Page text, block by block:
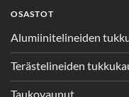
OSASTOT
Alumiinitelineiden
Terästelineiden
Taukovaunut